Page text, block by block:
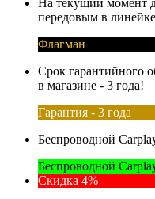
передовым в
Флагман
Срок гарантийного
в магазине - 3 года!
Гарантия - 3 года
Беспроводной
Беспроводной
Скидка 4%